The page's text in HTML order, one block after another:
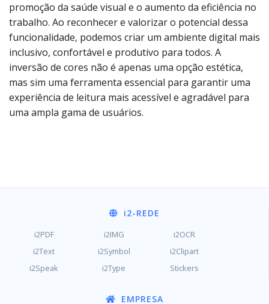
promoção da saúde visual e o aumento da eficiência no
trabalho. Ao reconhecer e valorizar o potencial dessa
funcionalidade, podemos criar um ambiente digital mais
inclusivo, confortável e produtivo para todos. A
inversão de cores não é apenas uma opção estética,
mas sim uma ferramenta essencial para garantir uma
experiência de leitura mais acessível e agradável para
uma ampla gama de usuários.
i2-REDE
i2PDF i2IMG
i2OCR
i2Text
i2Symbol
i2Clipart
i2Speak
i2Type Stickers
EMPRESA